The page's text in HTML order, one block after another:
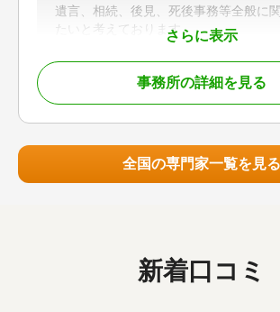
対応業務
遺言書 / 遺産分割 / 相続税申告 / 相続手
電話相談可 / 訪問可 / 女性スタッフ対応
談可 / 18時以降相談可 / オンライン面
面談可
さらに表示
遺言、相続、後見、死後事務等全般に
たいと考えております。
まずは電話で、現状とこれからのご意
ください、それから面談によりすすめ
対応地域
手続き / 銀行手続き / 戸籍収集 / 相続人
事務所の詳細を見る
全国の専門家一覧を見る
新着口コミ